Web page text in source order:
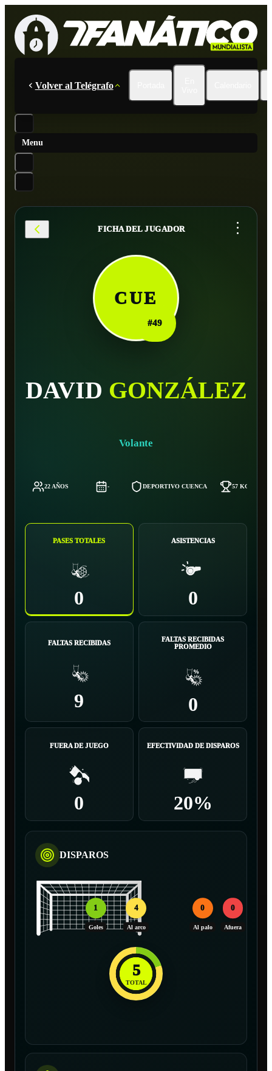
Volver al Telégrafo
Menu
FICHA DEL JUGADOR ...
CUE
#49
DAVID GONZÁLEZ
Volante
22 AÑOS - DEPORTIVO CUENCA 57 KG
PASES TOTALES
0
ASISTENCIAS
0
FALTAS RECIBIDAS
9
FALTAS RECIBIDAS
PROMEDIO
0
FUERA DE JUEGO
0
EFECTIVIDAD DE DISPAROS
20%
DISPAROS
1
Goles
4
Al arco
0
Al palo
0
Afuera
5
TOTAL